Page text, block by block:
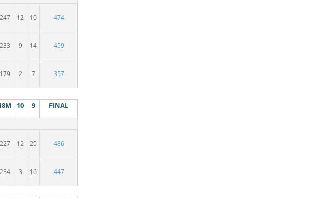
247 12 10 474
233 9 14 459
179 2 7 357
10 9 FINAL
227 12 20 486
234 3 16 447